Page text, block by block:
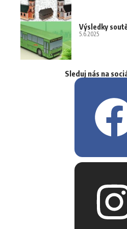
Výsledky
5.6.2025
Sleduj nás na